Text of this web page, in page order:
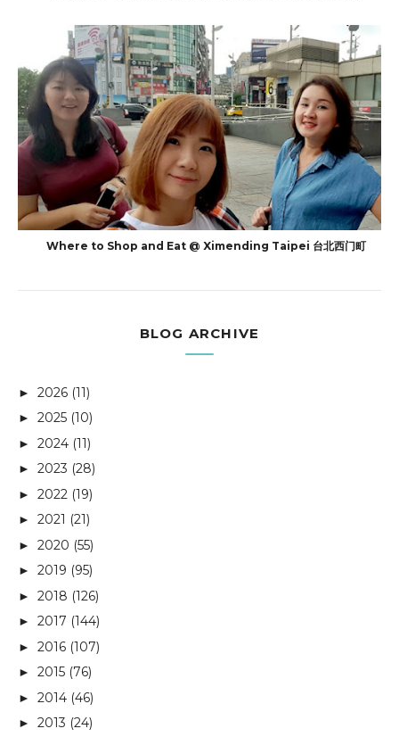
Where to Shop and Eat @ Ximending Taipei 台北西门町
BLOG ARCHIVE
► 2026 (11)
► 2025 (10)
► 2024 (11)
► 2023 (28)
► 2022 (19)
► 2021 (21)
► 2020 (55)
► 2019 (95)
► 2018 (126)
► 2017 (144)
► 2016 (107)
► 2015 (76)
► 2014 (46)
► 2013 (24)